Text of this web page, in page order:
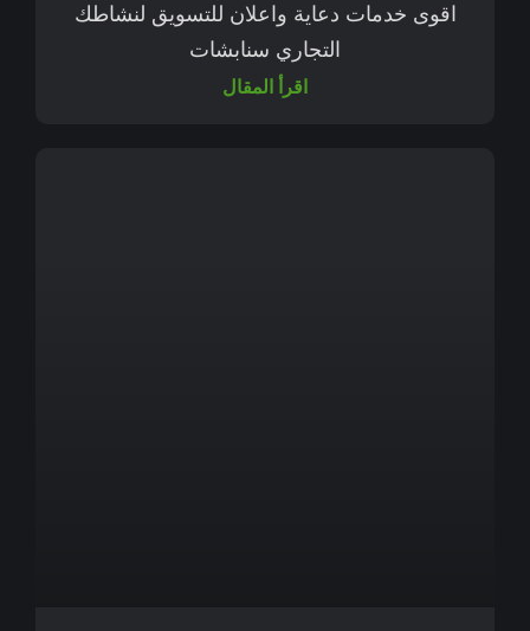
اقوى خدمات دعاية واعلان للتسويق لنشاطك
التجاري سنابشات
اقرأ المقال